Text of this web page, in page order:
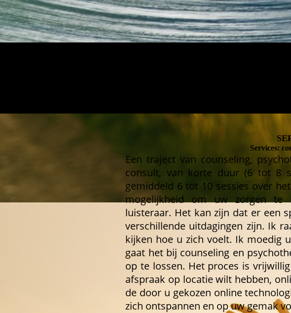
Services:
Een traject van counseling,
consult, van korte duur (6 tot 8
gemiddeld 6 tot 10 sessies over
mogelijkheid om uw zorgen te
luisteraar. Het kan zijn dat er een
verschillende uitdagingen zijn. Ik
kijken hoe u zich voelt. Ik moedig
gaat het bij counseling en
op te lossen. Het proces is
afspraak op locatie wilt hebben,
de door u gekozen online
zich ontspannen en op uw gemak